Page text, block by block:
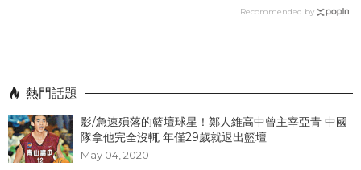
Recommended by
熱門話題
影/急速殞落的籃壇球星！鄭人維高中曾主宰亞青 中國
隊拿他完全沒輒 年僅29歲就退出籃壇
May 04, 2020